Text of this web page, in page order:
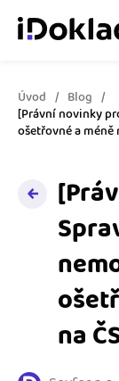
Správa
Hlídání
Spolupráce s
Výkazy pro
Propojení
Nápověda
Jak začít s
Šablona pro
Úvod
Blog
[Právní novinky
ošetřovné a méně
na